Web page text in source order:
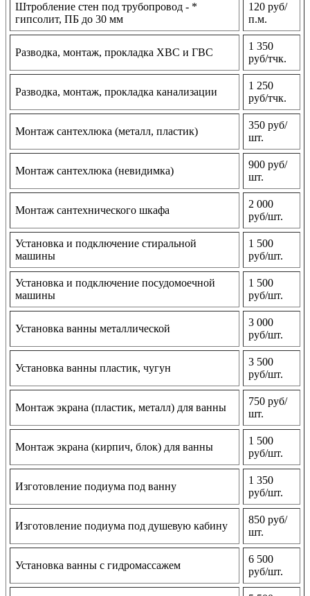
Штробление стен под трубопровод - *
гипсолит, ПБ до 30 мм
120 руб/
п.м.
Разводка, монтаж, прокладка ХВС и ГВС
1 350
руб/тчк.
Разводка, монтаж, прокладка канализации
1 250
руб/тчк.
Монтаж сантехлюка (металл, пластик)
350 руб/
шт.
Монтаж сантехлюка (невидимка)
900 руб/
шт.
Монтаж сантехнического шкафа
2 000
руб/шт.
Установка и подключение стиральной
машины
1 500
руб/шт.
Установка и подключение посудомоечной
машины
1 500
руб/шт.
Установка ванны металлической
3 000
руб/шт.
Установка ванны пластик, чугун
3 500
руб/шт.
Монтаж экрана (пластик, металл) для ванны
750 руб/
шт.
Монтаж экрана (кирпич, блок) для ванны
1 500
руб/шт.
Изготовление подиума под ванну
1 350
руб/шт.
Изготовление подиума под душевую кабину
850 руб/
шт.
Установка ванны с гидромассажем
6 500
руб/шт.